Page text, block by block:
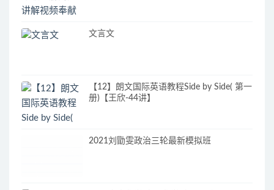
文言文
【12】朗文国际英语教程Side by Side( 第一
册)【王欣-44讲】
2021刘勖雯政治三轮最新模拟班